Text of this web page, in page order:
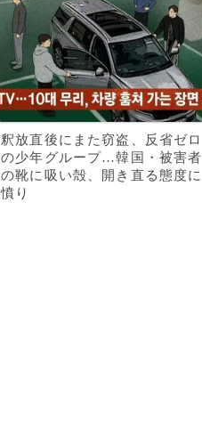
釈放直後にまた窃盗、反省ゼロ
の少年グループ…韓国・被害者
の靴に吸い殻、開き直る態度に
憤り